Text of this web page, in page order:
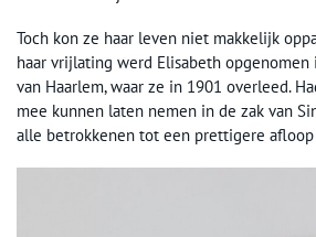
Toch kon ze haar leven niet makkelijk
haar vrijlating werd Elisabeth opgenomen
van Haarlem, waar ze in 1901 overleed.
mee kunnen laten nemen in de zak van
alle betrokkenen tot een prettigere